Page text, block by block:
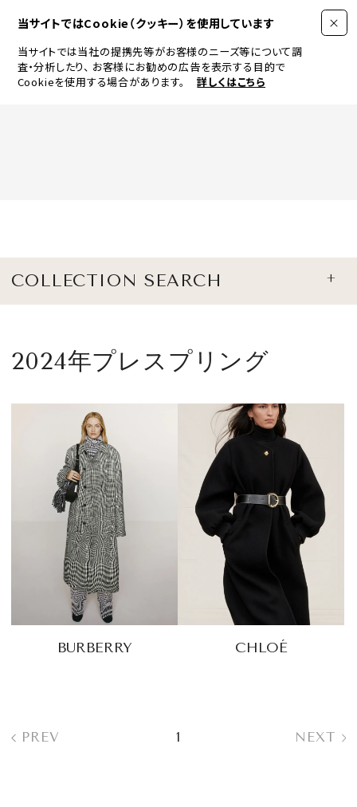
当サイトではCookie（クッキー）を使用しています
当サイトでは当社の提携先等がお客様のニーズ等について調
査・分析したり、 お客様にお勧めの広告を表示する目的で
Cookieを使用する場合があります。
詳しくはこちら
JEWELRY & WATCH
CULTURE
CELEBRITY
COLLECTION
WEDDING
FORTUNE
MAGAZINE
会員登録
COLLECTION SEARCH
2024年プレスプリング
BURBERRY CHLOÉ
PREV 1 NEXT